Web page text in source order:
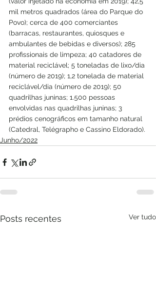
mil metros quadrados (área do Parque do
Povo); cerca de 400 comerciantes
(barracas, restaurantes, quiosques e
ambulantes de bebidas e diversos); 285
profissionais de limpeza; 40 catadores de
material reciclável; 5 toneladas de lixo/dia
(número de 2019); 1,2 tonelada de material
reciclável/dia (número de 2019); 50
quadrilhas juninas; 1.500 pessoas
envolvidas nas quadrilhas juninas; 3
prédios cenográficos em tamanho natural
(Catedral, Telégrapho e Cassino Eldorado).
Junho/2022
Posts recentes Ver tudo